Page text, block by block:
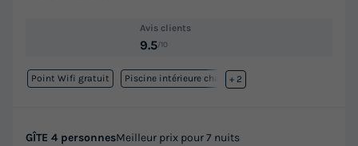
Avis clients
9.5/10
Point Wifi gratuit Piscine intérieure chauffée
+ 2
GÎTE 4 personnesMeilleur prix pour 7 nuits